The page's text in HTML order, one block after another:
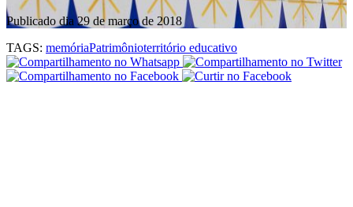
Publicado dia 29 de março de 2018
TAGS: memóriaPatrimônioterritório educativo